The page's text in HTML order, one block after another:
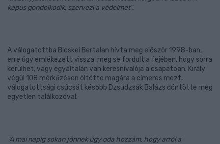
kapus gondolkodik, szervezi a védelmet".
A válogatottba Bicskei Bertalan hívta meg először 1998-ban,
erre úgy emlékezett vissza, meg se fordult a fejében, hogy sorra
kerülhet, vagy egyáltalán van keresnivalója a csapatban. Király
végül 108 mérkőzésen öltötte magára a címeres mezt,
válogatottsági csúcsát később Dzsudzsák Balázs döntötte meg
egyetlen találkozóval.
"A mai napig sokan jönnek úgy oda hozzám, hogy arról a